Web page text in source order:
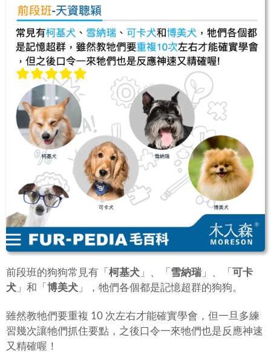
前段班的狗狗常見有「 柯基犬 」、「 雪納瑞 」、「 可卡
犬 」和「 博美犬 」，牠們各個都是記憶超群的狗狗。
雖然教牠們要重複 10 次左右才能確實學會，但一旦多練
習幾次讓牠們抓住要點，之後口令一來牠們也是反應神速
又精確喔！